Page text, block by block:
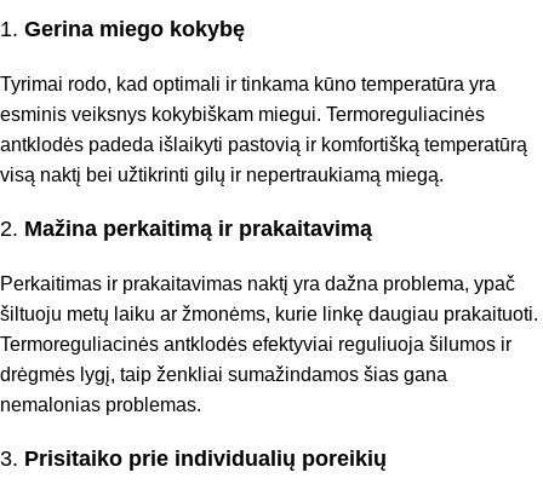
1. Gerina miego kokybę
Tyrimai rodo, kad optimali ir tinkama kūno temperatūra yra
esminis veiksnys kokybiškam miegui. Termoreguliacinės
antklodės padeda išlaikyti pastovią ir komfortišką temperatūrą
visą naktį bei užtikrinti gilų ir nepertraukiamą miegą.
2. Mažina perkaitimą ir prakaitavimą
Perkaitimas ir prakaitavimas naktį yra dažna problema, ypač
šiltuoju metų laiku ar žmonėms, kurie linkę daugiau prakaituoti.
Termoreguliacinės antklodės efektyviai reguliuoja šilumos ir
drėgmės lygį, taip ženkliai sumažindamos šias gana
nemalonias problemas.
3. Prisitaiko prie individualių poreikių